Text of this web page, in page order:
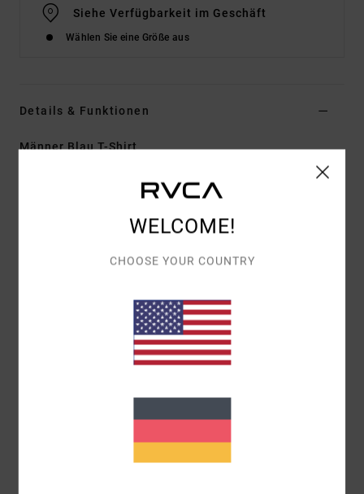
Siehe Verfügbarkeit im Geschäft
Wählen Sie eine Größe aus
Details & Funktionen
Männer Blau T-Shirt
Rippstrick Am Rundhalsausschnitt
Seitliche Schlitze Am Unteren Saum Mit
Logo-Applikations-Artwork Vorne Mittig
WELCOME!
CHOOSE YOUR COUNTRY